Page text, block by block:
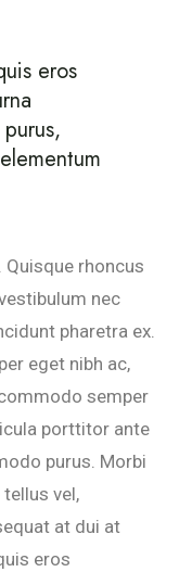
eros
rhoncus
nec
pharetra ex.
eget nibh ac,
semper
porttitor ante
purus. Morbi
vel,
at dui at
eros